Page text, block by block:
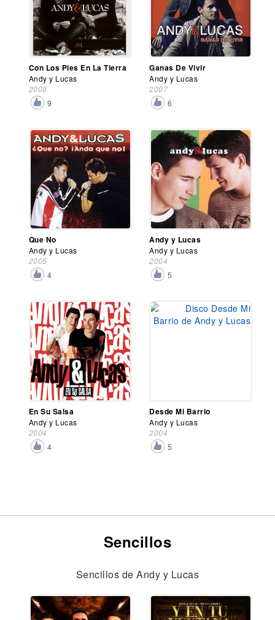
Con Los Pies En La Tierra
Andy y Lucas
2008
9
Ganas De Vivir
Andy y Lucas
2007
6
Que No
Andy y Lucas
2005
4
Andy y Lucas
Andy y Lucas
2004
5
En Su Salsa
Andy y Lucas
2004
4
Desde Mi Barrio
Andy y Lucas
2004
5
Sencillos
Sencillos de Andy y Lucas